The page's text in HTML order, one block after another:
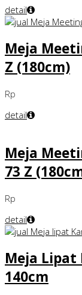
detail
Meja
Z (180cm)
Rp
detail
Meja
73 Z
Rp
detail
Meja Lipat
140cm